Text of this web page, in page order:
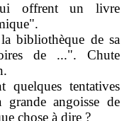
offrent un livre
bibliothèque de sa
de ...". Chute
quelques tentatives
angoisse de
chose à dire ?